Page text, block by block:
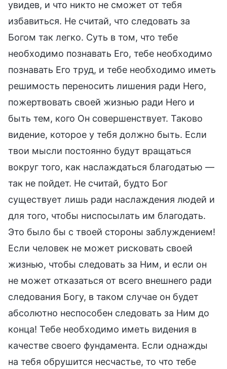
увидев, и что никто не сможет от тебя
избавиться. Не считай, что следовать за
Богом так легко. Суть в том, что тебе
необходимо познавать Его, тебе необходимо
познавать Его труд, и тебе необходимо иметь
решимость переносить лишения ради Него,
пожертвовать своей жизнью ради Него и
быть тем, кого Он совершенствует. Таково
видение, которое у тебя должно быть. Если
твои мысли постоянно будут вращаться
вокруг того, как наслаждаться благодатью —
так не пойдет. Не считай, будто Бог
существует лишь ради наслаждения людей и
для того, чтобы ниспосылать им благодать.
Это было бы с твоей стороны заблуждением!
Если человек не может рисковать своей
жизнью, чтобы следовать за Ним, и если он
не может отказаться от всего внешнего ради
следования Богу, в таком случае он будет
абсолютно неспособен следовать за Ним до
конца! Тебе необходимо иметь видения в
качестве своего фундамента. Если однажды
на тебя обрушится несчастье, то что тебе